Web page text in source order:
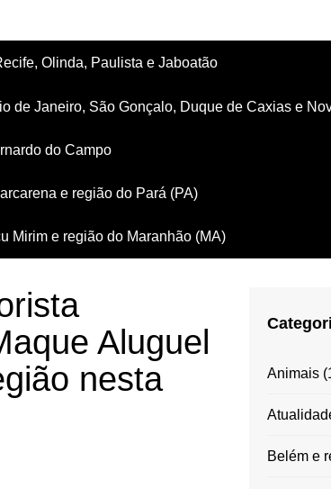
Olinda, Paulista e Jaboatão
de Janeiro, São Gonçalo, Duque de Caxias e
do Campo
e região do Pará (PA)
Mirim e região do Maranhão (MA)
Aluguel
nesta
Animais
Belém e